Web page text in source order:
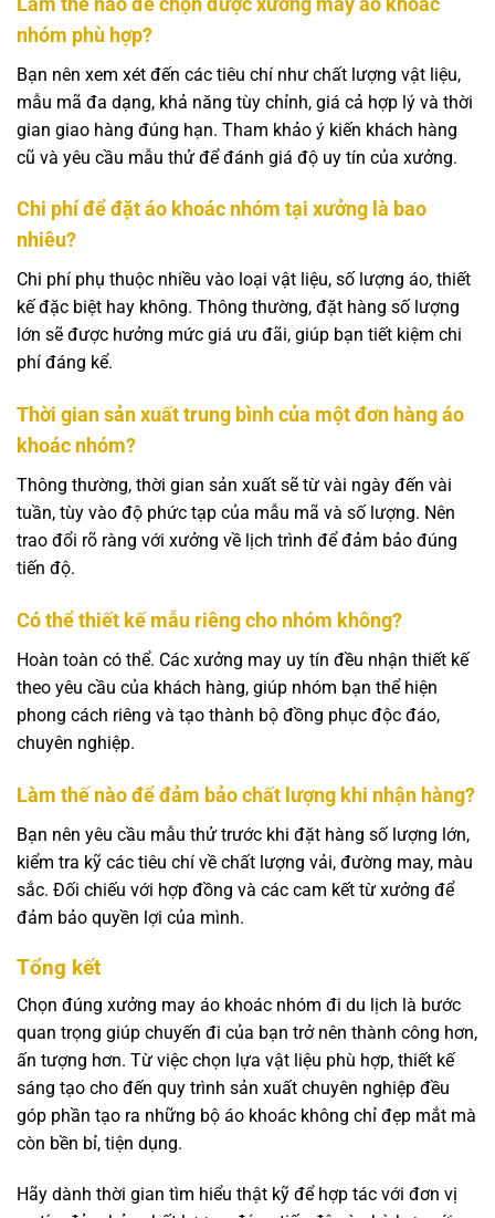
nhóm phù hợp?
Bạn nên xem xét đến các tiêu chí như chất lượng vật liệu,
mẫu mã đa dạng, khả năng tùy chỉnh, giá cả hợp lý và thời
gian giao hàng đúng hạn. Tham khảo ý kiến khách hàng
cũ và yêu cầu mẫu thử để đánh giá độ uy tín của xưởng.
Chi phí để đặt áo khoác nhóm tại xưởng là bao
nhiêu?
Chi phí phụ thuộc nhiều vào loại vật liệu, số lượng áo, thiết
kế đặc biệt hay không. Thông thường, đặt hàng số lượng
lớn sẽ được hưởng mức giá ưu đãi, giúp bạn tiết kiệm chi
phí đáng kể.
Thời gian sản xuất trung bình của một đơn hàng áo
khoác nhóm?
Thông thường, thời gian sản xuất sẽ từ vài ngày đến vài
tuần, tùy vào độ phức tạp của mẫu mã và số lượng. Nên
trao đổi rõ ràng với xưởng về lịch trình để đảm bảo đúng
tiến độ.
Có thể thiết kế mẫu riêng cho nhóm không?
Hoàn toàn có thể. Các xưởng may uy tín đều nhận thiết kế
theo yêu cầu của khách hàng, giúp nhóm bạn thể hiện
phong cách riêng và tạo thành bộ đồng phục độc đáo,
chuyên nghiệp.
Làm thế nào để đảm bảo chất lượng khi nhận hàng?
Bạn nên yêu cầu mẫu thử trước khi đặt hàng số lượng lớn,
kiểm tra kỹ các tiêu chí về chất lượng vải, đường may, màu
sắc. Đối chiếu với hợp đồng và các cam kết từ xưởng để
đảm bảo quyền lợi của mình.
Tổng kết
Chọn đúng xưởng may áo khoác nhóm đi du lịch là bước
quan trọng giúp chuyến đi của bạn trở nên thành công hơn,
ấn tượng hơn. Từ việc chọn lựa vật liệu phù hợp, thiết kế
sáng tạo cho đến quy trình sản xuất chuyên nghiệp đều
góp phần tạo ra những bộ áo khoác không chỉ đẹp mắt mà
còn bền bỉ, tiện dụng.
Hãy dành thời gian tìm hiểu thật kỹ để hợp tác với đơn vị